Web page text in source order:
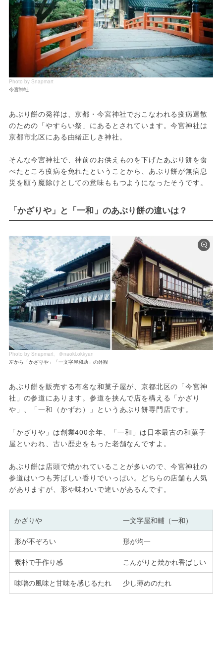
Photo by Snapmart
今宮神社
あぶり餅の発祥は、京都・今宮神社でおこなわれる疫病退散
のための「やすらい祭」にあるとされています。今宮神社は
京都市北区にある由緒正しき神社。
そんな今宮神社で、神前のお供えものを下げたあぶり餅を食
べたところ疫病を免れたということから、あぶり餅が無病息
災を願う魔除けとしての意味ももつようになったそうです。
「かざりや」と「一和」のあぶり餅の違いは？
Photo by Snapmart、＠naoki.okkyan
左から「かざりや」「一文字屋和助」の外観
あぶり餅を販売する有名な和菓子屋が、京都北区の「今宮神
社」の参道にあります。参道を挟んで店を構える「かざり
や」、「一和（かずわ）」というあぶり餅専門店です。
「かざりや」は創業400余年、「一和」は日本最古の和菓子
屋といわれ、古い歴史をもった老舗なんですよ。
あぶり餅は店頭で焼かれていることが多いので、今宮神社の
参道はいつも芳ばしい香りでいっぱい。どちらの店舗も人気
がありますが、形や味わいで違いがあるんです。
かざりや 一文字屋和輔（一和）
形が不ぞろい 形が均一
素朴で手作り感 こんがりと焼かれ香ばしい
味噌の風味と甘味を感じるたれ 少し薄めのたれ